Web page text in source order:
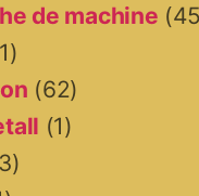
de machine
(62)
(1)